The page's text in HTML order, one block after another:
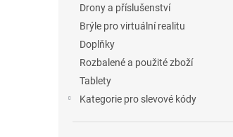
Drony a příslušenství
Brýle pro virtuální realitu
Doplňky
Rozbalené a použité zboží
Tablety
Kategorie pro slevové kódy